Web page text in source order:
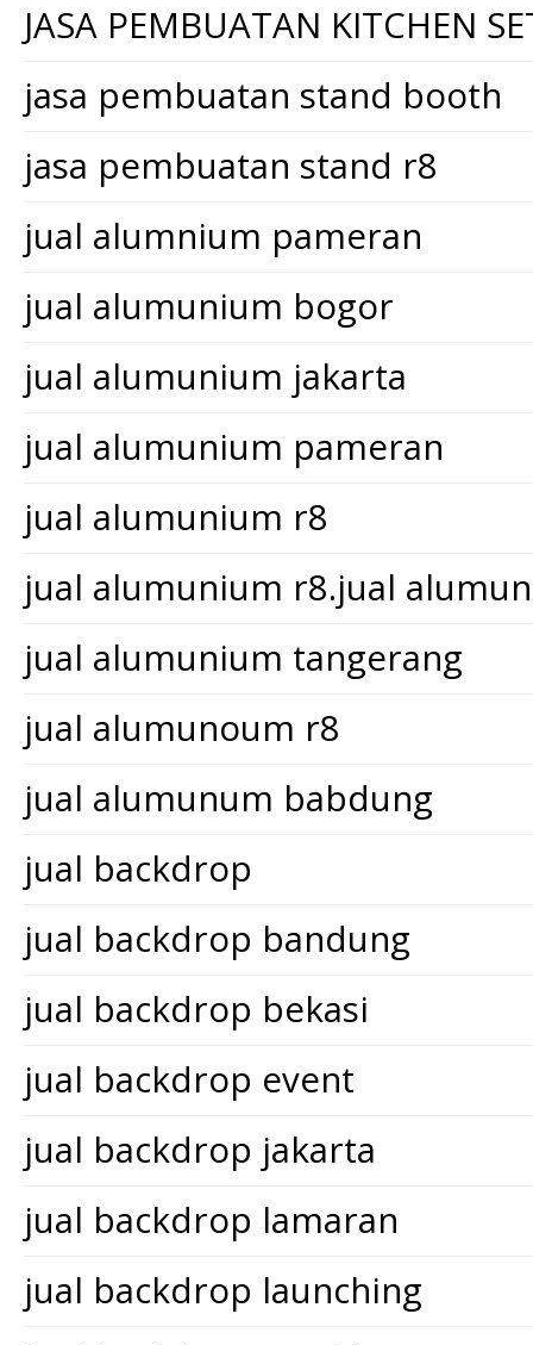
JASA PEMBUATAN KITCHEN
jasa pembuatan stand booth
jasa pembuatan stand r8
jual alumnium pameran
jual alumunium bogor
jual alumunium jakarta
jual alumunium pameran
jual alumunium r8
jual alumunium r8.jual
jual alumunium tangerang
jual alumunoum r8
jual alumunum babdung
jual backdrop
jual backdrop bandung
jual backdrop bekasi
jual backdrop event
jual backdrop jakarta
jual backdrop lamaran
jual backdrop launching